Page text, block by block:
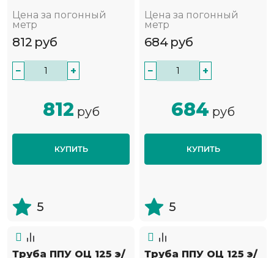
Цена за погонный
метр
812 руб
− +
812 руб
КУПИТЬ
5
Цена за погонный
метр
684 руб
− +
684 руб
КУПИТЬ
5
Труба ППУ ОЦ 125 э/
Труба ППУ ОЦ 125 э/